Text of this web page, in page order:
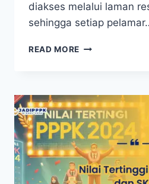
diakses melalui laman
sehingga setiap
READ MORE